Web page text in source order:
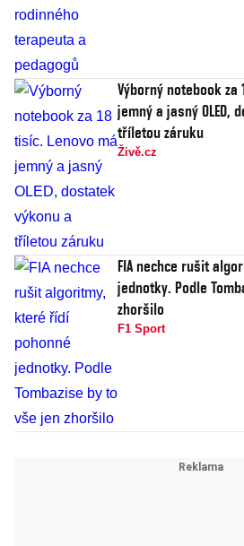
Výborný notebook za
jemný a jasný OLED,
tříletou záruku
Živě.cz
FIA nechce rušit
jednotky. Podle
zhoršilo
F1 Sport